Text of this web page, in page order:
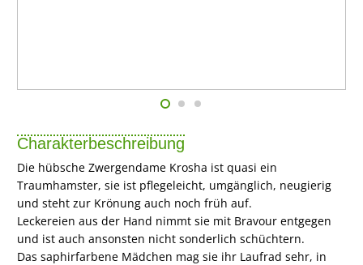
Charakterbeschreibung
Die hübsche Zwergendame Krosha ist quasi ein
Traumhamster, sie ist pflegeleicht, umgänglich, neugierig
und steht zur Krönung auch noch früh auf.
Leckereien aus der Hand nimmt sie mit Bravour entgegen
und ist auch ansonsten nicht sonderlich schüchtern.
Das saphirfarbene Mädchen mag sie ihr Laufrad sehr, in